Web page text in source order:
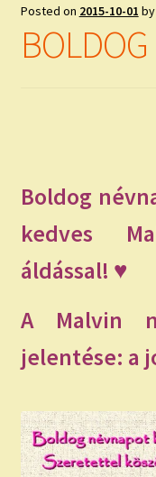
ISMERJ MEG!
AJÁNDÉKOKKAL!
Posted on 2015-10-01 by
Boldog
kedves
áldással! ♥
A Malvin
jelentése: a